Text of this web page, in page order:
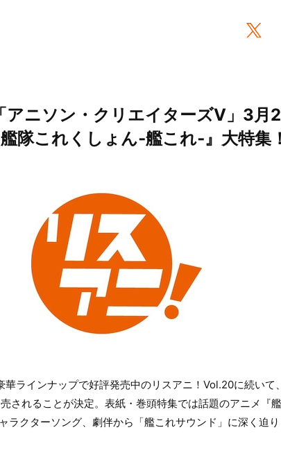
アニソン・クリエイターズⅤ」3月
隊これくしょん‐艦これ‐』大特集！
華ラインナップで好評発売中のリスアニ！Vol.20に続いて
されることが決定。表紙・巻頭特集では話題のアニメ『
ラクターソング、劇伴から「艦これサウンド」に深く迫り